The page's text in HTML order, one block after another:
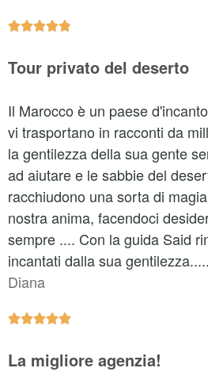

Tour privato del deserto
Il Marocco è un paese
vi trasportano in racconti da
la gentilezza della sua gente
ad aiutare e le sabbie del
racchiudono una sorta di
nostra anima, facendoci
sempre .... Con la guida Said
incantati dalla sua
Diana

La migliore agenzia!